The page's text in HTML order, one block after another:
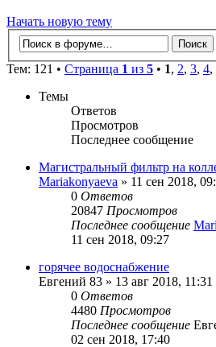
Начать новую тему
Тем: 121 • Страница 1 из 5 • 1, 2, 3, 4,
Темы
Ответов
Просмотров
Последнее сообщение
Магистральный фильтр на
Mariakonyaeva » 11 сен 2018,
0 Ответов
20847 Просмотров
Последнее сообщение
11 сен 2018, 09:27
горячее водоснабжение
Евгений 83 » 13 авг 2018, 11:31
0 Ответов
4480 Просмотров
Последнее сообщение
02 сен 2018, 17:40